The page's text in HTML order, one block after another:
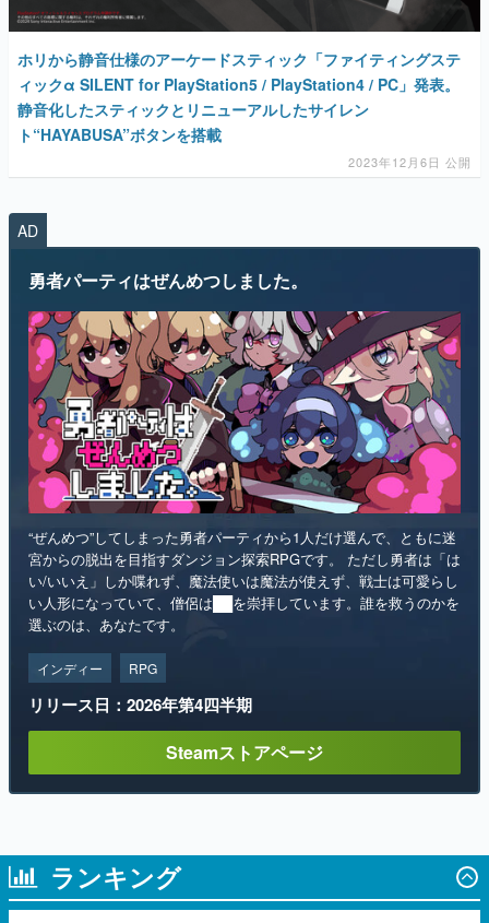
ホリから静音仕様のアーケードスティック「ファイティングステ
ィックα SILENT for PlayStation5 / PlayStation4 / PC」発表。
静音化したスティックとリニューアルしたサイレン
ト“HAYABUSA”ボタンを搭載
2023年12月6日 公開
AD
勇者パーティはぜんめつしました。
“ぜんめつ”してしまった勇者パーティから1人だけ選んで、ともに迷
宮からの脱出を目指すダンジョン探索RPGです。 ただし勇者は「は
い/いいえ」しか喋れず、魔法使いは魔法が使えず、戦士は可愛らし
い人形になっていて、僧侶は██を崇拝しています。誰を救うのかを
選ぶのは、あなたです。
インディー RPG
リリース日：2026年第4四半期
Steamストアページ
ランキング